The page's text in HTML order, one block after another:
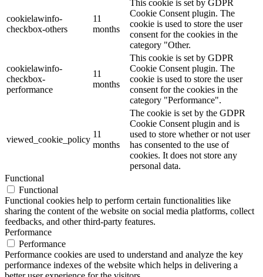
cookielawinfo-
checkbox-others
11
months
This cookie is set by GDPR
Cookie Consent plugin. The
cookie is used to store the user
consent for the cookies in the
category "Other.
cookielawinfo-
checkbox-
performance
11
months
This cookie is set by GDPR
Cookie Consent plugin. The
cookie is used to store the user
consent for the cookies in the
category "Performance".
viewed_cookie_policy
11
months
The cookie is set by the GDPR
Cookie Consent plugin and is
used to store whether or not user
has consented to the use of
cookies. It does not store any
personal data.
Functional
Functional
Functional cookies help to perform certain functionalities like
sharing the content of the website on social media platforms, collect
feedbacks, and other third-party features.
Performance
Performance
Performance cookies are used to understand and analyze the key
performance indexes of the website which helps in delivering a